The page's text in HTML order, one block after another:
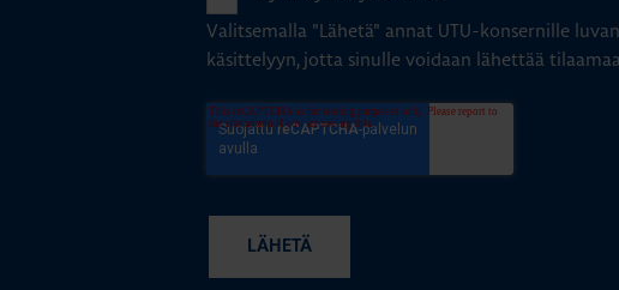
Valitsemalla "Lähetä" annat UTU-konsernille
käsittelyyn, jotta sinulle voidaan lähettää